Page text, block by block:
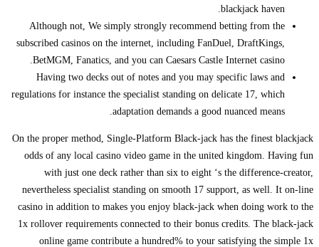
blackjack haven.
Although not, We simply strongly recommend betting from the
subscribed casinos on the internet, including FanDuel, DraftKings,
BetMGM, Fanatics, and you can Caesars Castle Internet casino.
Having two decks out of notes and you may specific laws and
regulations for instance the specialist standing on delicate 17, which
adaptation demands a good nuanced means.
On the proper method, Single-Platform Black-jack has the finest blackjack
odds of any local casino video game in the united kingdom. Having fun
with just one deck rather than six to eight ‘s the difference-creator,
nevertheless specialist standing on smooth 17 support, as well. It on-line
casino in addition to makes you enjoy black-jack when doing work to the
1x rollover requirements connected to their bonus credits. The black-jack
online game contribute a hundred% to your satisfying the simple 1x